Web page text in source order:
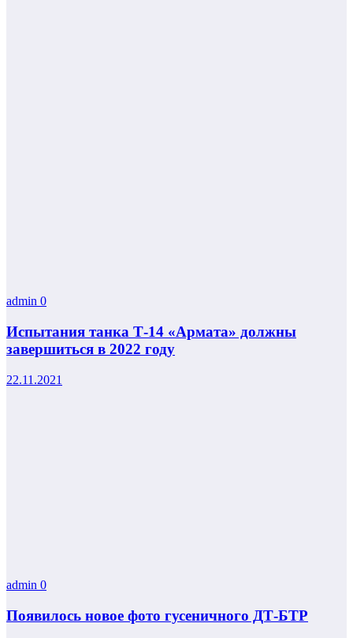
admin 0
Испытания танка Т-14 «Армата» должны
завершиться в 2022 году
22.11.2021
admin 0
Появилось новое фото гусеничного ДТ-БТР